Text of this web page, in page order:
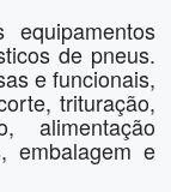
de pneus.
e funcionais,
trituração,
alimentação
embalagem e